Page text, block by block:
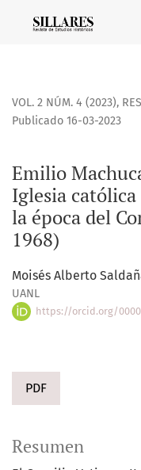
Emilio Machuca
VOL. 2 NÚM. 4 (2023),
Emilio
Iglesia
la época del
1968)
Publicado 16-03-2023
Moisés Alberto
UANL
https://orcid.org/
PDF
Resumen